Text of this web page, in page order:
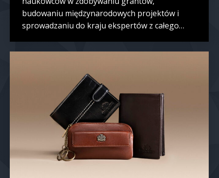
budowaniu międzynarodowych projektów i
sprowadzaniu do kraju ekspertów z całego…